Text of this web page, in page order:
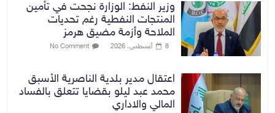
وزير النفط: الوزارة نجحت في تأمين
المنتجات النفطية رغم تحديات
الملاحة وأزمة مضيق هرمز
8 أغسطس، 2026 No Comment
اعتقال مدير بلدية الناصرية الأسبق
محمد عبد ليلو بقضايا تتعلق بالفساد
المالي والاداري